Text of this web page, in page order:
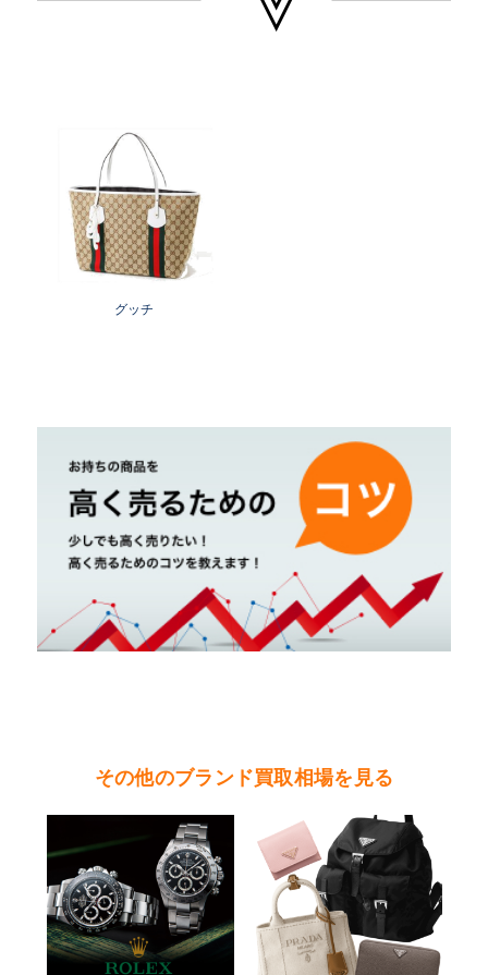
初にデザイナーの名前を商品に入れたブランドの
金具を付けたビットモカシン、ＧＧマークをデザ
インしたをキャンバス素材などがある。バッグや
財布などのレザーアイテム、アクセサリー、時
計、洋服など幅広いジャンルで男女問わず人気の
ブランド。
一大ブランド企業、グッチ・グループを形成し、
グッチ
その他のブランド買取相場を見る